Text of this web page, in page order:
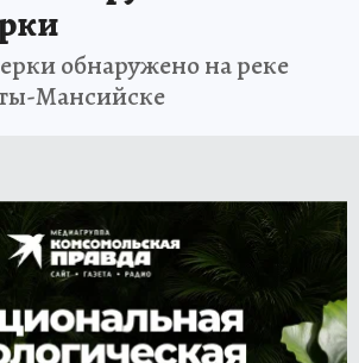
обнаружено на реке
Мансийске